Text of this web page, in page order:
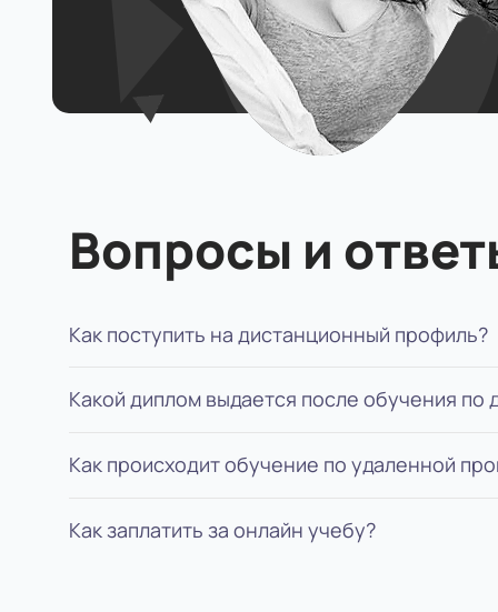
Вопросы и
Как поступить на дистанционный профиль?
обучение, подписать договор. Мы будем
Какой диплом выдается после обучения по
указывается форма обучения.
Как происходит обучение по удаленной
Как заплатить за онлайн учебу?